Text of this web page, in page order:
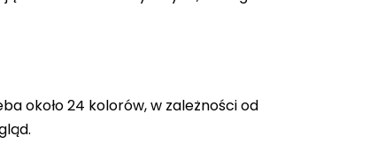
około 24 kolorów, w zależności od